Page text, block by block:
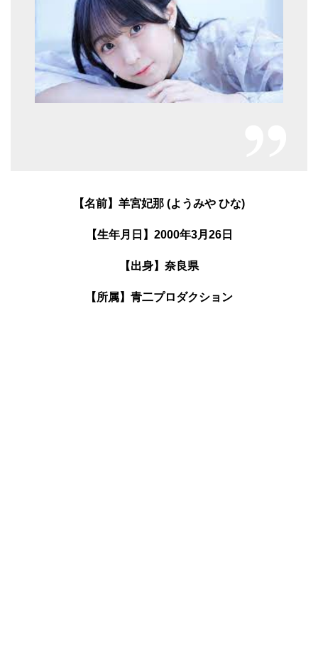
【名前】羊宮妃那 (ようみや ひな)
【生年月日】2000年3月26日
【出身】奈良県
【所属】青二プロダクション